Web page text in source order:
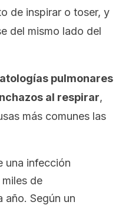
de inspirar o toser, y
del mismo lado del
pulmonares
al respirar,
más comunes las
una infección
de
año. Según un